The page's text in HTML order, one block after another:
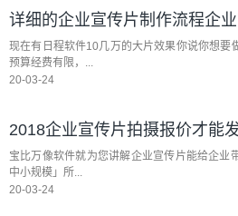
详细的企业宣传片制作流程企
现在有日程软件10几万的大片效果你说你想要
预算经费有限，...
20-03-24
2018企业宣传片拍摄报价才能
宝比万像软件就为您讲解企业宣传片能给企业
中小规模」所...
20-03-24